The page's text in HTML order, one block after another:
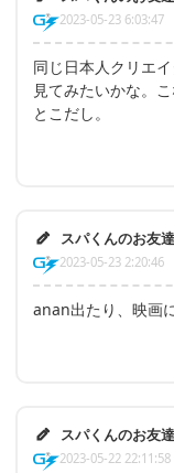
2023-05-23 6:03:47
同じ日本人クリエ
見てみたいかな。
とこだし。
スパくんのお友達
2023-05-23 2:20:46
anan出たり、映画
スパくんのお友達
2023-05-22 22:11:58